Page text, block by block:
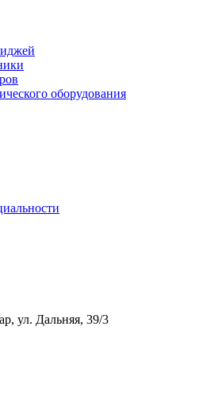
оборудования
ул. Дальняя, 39/3